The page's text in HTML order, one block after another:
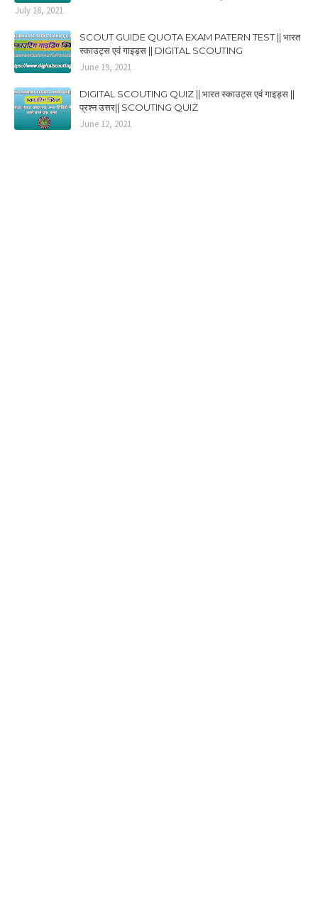
July 18, 2021
SCOUT GUIDE QUOTA EXAM PATERN TEST || भारत
स्काउट्स एवं गाइड्स || DIGITAL SCOUTING
June 19, 2021
DIGITAL SCOUTING QUIZ || भारत स्काउट्स एवं गाइड्स ||
प्रश्न उत्तर|| SCOUTING QUIZ
June 12, 2021